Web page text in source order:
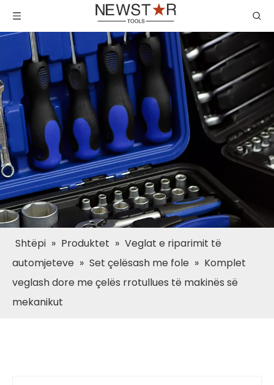
Shtëpi » Produktet » Veglat e riparimit të
automjeteve » Set çelësash me fole » Komplet
veglash dore me çelës rrotullues të makinës së
mekanikut